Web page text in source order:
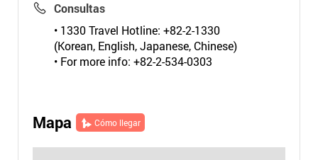
Consultas
• 1330 Travel Hotline: +82-2-1330
(Korean, English, Japanese, Chinese)
• For more info: +82-2-534-0303
Mapa Cómo llegar